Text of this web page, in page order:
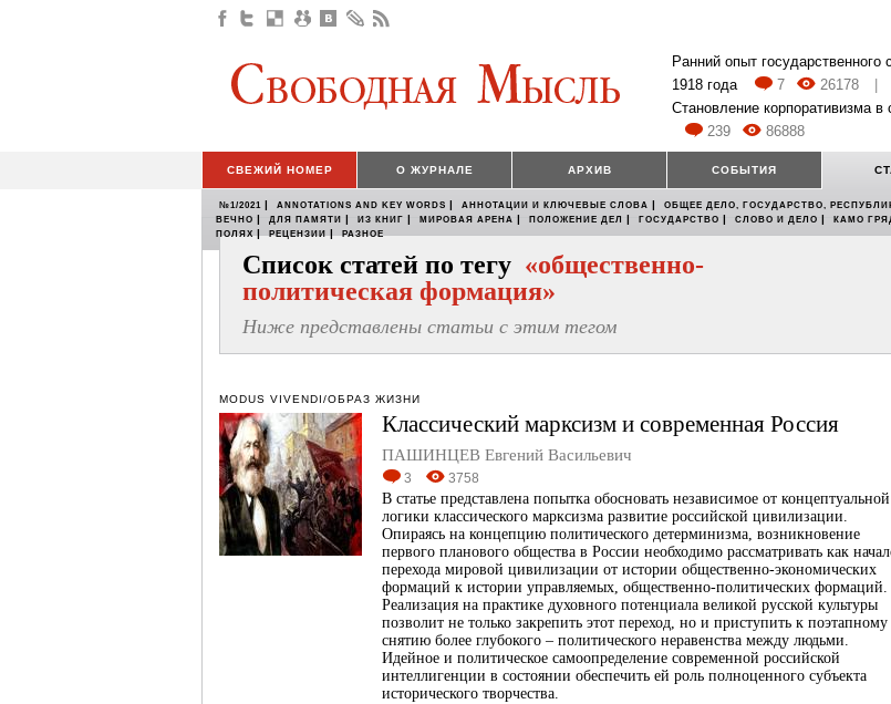
Ранний опыт
1918 года
7 26178
Становление корпоративизма
239
86888
СВЕЖИЙ НОМЕР О ЖУРНАЛЕ АРХИВ СОБЫТИЯ
№1/2021 | ANNOTATIONS AND KEY WORDS | АННОТАЦИИ И КЛЮЧЕВЫЕ СЛОВА | ОБЩЕЕ ДЕЛО, ГОСУДАРСТВО,
ВЕЧНО | ДЛЯ ПАМЯТИ | ИЗ КНИГ | МИРОВАЯ АРЕНА | ПОЛОЖЕНИЕ ДЕЛ | ГОСУДАРСТВО | СЛОВО И ДЕЛО | КАМО
ПОЛЯХ | РЕЦЕНЗИИ | РАЗНОЕ
Список статей по тегу «общественно-
политическая формация»
Ниже представлены статьи с этим тегом
MODUS VIVENDI/ОБРАЗ ЖИЗНИ
Классический марксизм и современная Россия
ПАШИНЦЕВ Евгений Васильевич
3 3758
В статье представлена попытка обосновать независимое от концептуальной
логики классического марксизма развитие российской цивилизации.
Опираясь на концепцию политического детерминизма, возникновение
первого планового общества в России необходимо рассматривать как
перехода мировой цивилизации от истории общественно-экономических
формаций к истории управляемых, общественно-политических формаций.
Реализация на практике духовного потенциала великой русской культуры
позволит не только закрепить этот переход, но и приступить к поэтапному
снятию более глубокого – политического неравенства между людьми.
Идейное и политическое самоопределение современной российской
интеллигенции в состоянии обеспечить ей роль полноценного субъекта
исторического творчества.